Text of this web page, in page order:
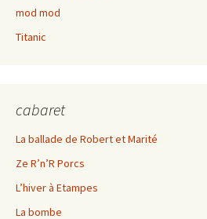
mod mod
Titanic
cabaret
La ballade de Robert et Marité
Ze R’n’R Porcs
L’hiver à Etampes
La bombe